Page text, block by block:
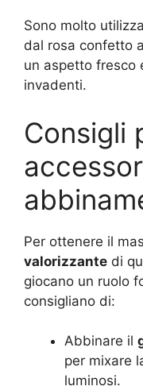
Sono molto
dal rosa confetto
un aspetto fresco
invadenti.
Consigli
Per ottenere il
valorizzante di
giocano un ruolo
consigliano di:
Abbinare il
per mixare
luminosi.